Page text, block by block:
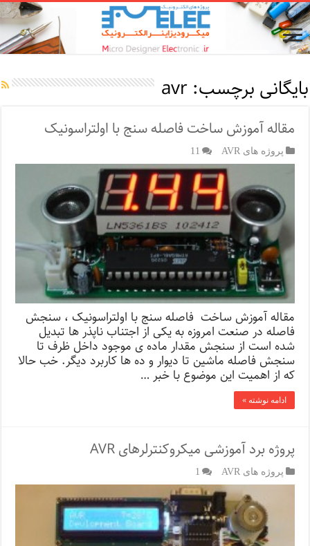
بایگانی برچسب:avr
مقاله آموزش ساخت فاصله سنج با اولتراسونیک
پروژه های AVR 11
مقاله آموزش ساخت فاصله سنج با اولتراسونیک ، سنجش
فاصله در صنعت امروزه به یکی از اجتناب ناپذر ها تبدیل
شده است از سنجش مقدار ماده ی موجود داخل ظرف تا
سنجش فاصله ماشین تا دیوار و ده ها کاربرد دیگر. خب حالا
که از اهمیت این موضوع با خبر …
ادامه نوشته »
پروژه برد آموزشی میکروکنترلرهای AVR
پروژه های AVR 1